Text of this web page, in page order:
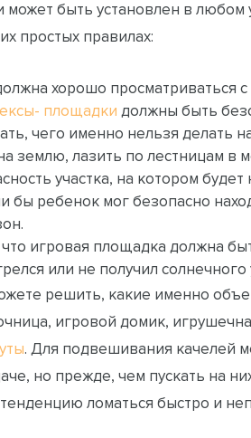
может быть установлен в любом
простых правилах:
хорошо просматриваться
площадки должны быть
чего именно нельзя делать
землю, лазить по лестницам в
участка, на котором
бы ребенок мог безопасно
что игровая площадка должна
или не получил солнечного
решить, какие именно
игровой домик,
. Для подвешивания качелей
но прежде, чем пускать на
ломаться быстро и